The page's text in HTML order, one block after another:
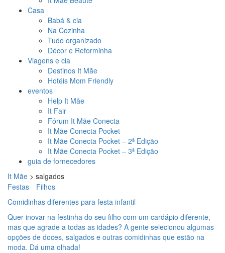
Casa
Babá & cia
Na Cozinha
Tudo organizado
Décor e Reforminha
Viagens e cia
Destinos It Mãe
Hotéis Mom Friendly
eventos
Help It Mãe
It Fair
Fórum It Mãe Conecta
It Mãe Conecta Pocket
It Mãe Conecta Pocket – 2ª Edição
It Mãe Conecta Pocket – 3ª Edição
guia de fornecedores
It Mãe > salgados
Festas
Filhos
Comidinhas diferentes para festa infantil
Quer inovar na festinha do seu filho com um cardápio diferente,
mas que agrade a todas as idades? A gente selecionou algumas
opções de doces, salgados e outras comidinhas que estão na
moda. Dá uma olhada!